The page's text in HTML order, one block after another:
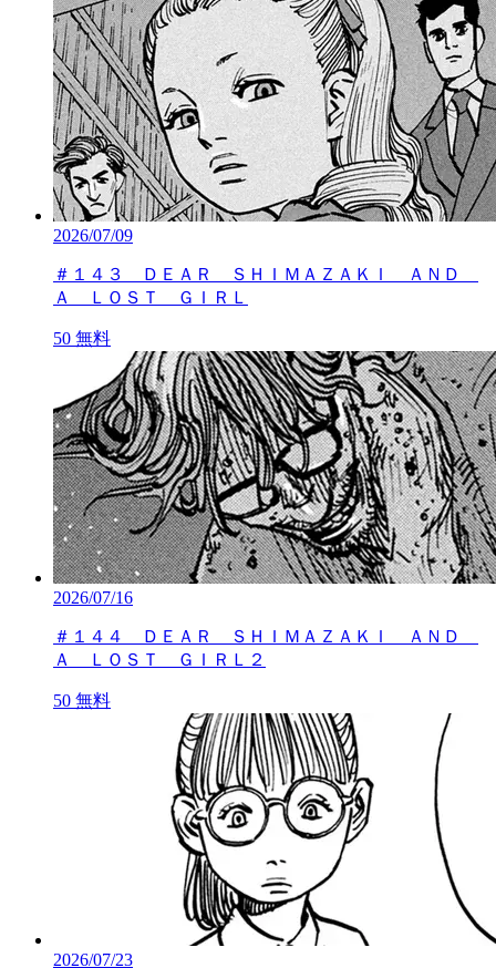
2026/07/09
＃１４３ ＤＥＡＲ ＳＨＩＭＡＺＡＫＩ ＡＮＤ
Ａ ＬＯＳＴ ＧＩＲＬ
50 無料
2026/07/16
＃１４４ ＤＥＡＲ ＳＨＩＭＡＺＡＫＩ ＡＮＤ
Ａ ＬＯＳＴ ＧＩＲＬ２
50 無料
2026/07/23